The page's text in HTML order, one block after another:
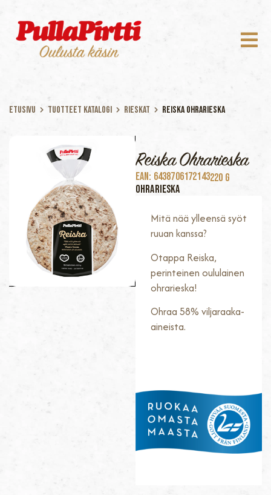
Etusivu Tuotteet katalogi Rieskat Reiska Ohrarieska
Reiska Ohrarieska
EAN: 6438706172143220 G
Ohrarieska
Mitä nää ylleensä syöt
ruuan kanssa?
Otappa Reiska,
perinteinen oululainen
ohrarieska!
Ohraa 58% viljaraaka-
aineista.